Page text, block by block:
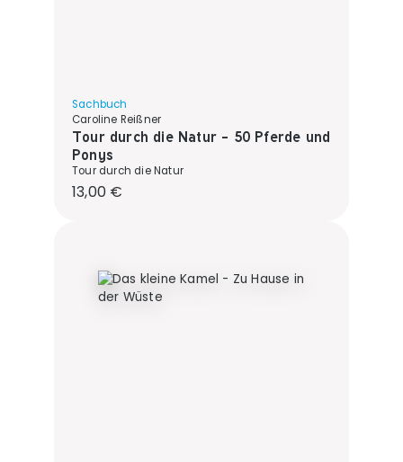
Sachbuch
Caroline Reißner
Tour durch die Natur - 50 Pferde und
Ponys
Tour durch die Natur
Regulärer Preis:
13,00 €